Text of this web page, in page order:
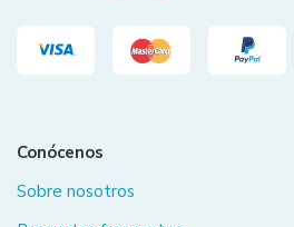
Conócenos
Sobre nosotros